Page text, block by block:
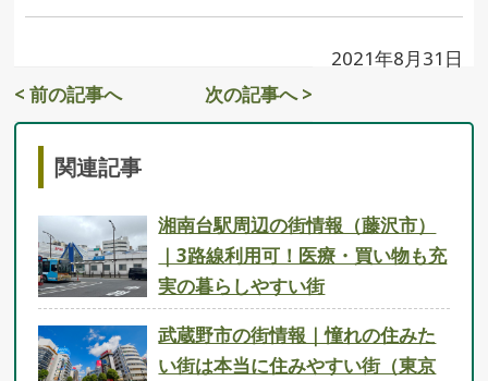
2021年8月31日
< 前の記事へ
次の記事へ >
関連記事
湘南台駅周辺の街情報（藤沢市）
｜3路線利用可！医療・買い物も充
実の暮らしやすい街
武蔵野市の街情報｜憧れの住みた
い街は本当に住みやすい街（東京